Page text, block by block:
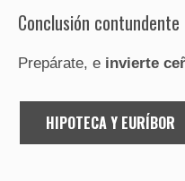
Conclusión contundente
Prepárate, e invierte
HIPOTECA Y EURÍBOR